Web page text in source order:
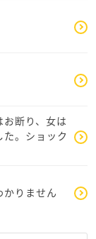
はよくある
致している
ょうか。
彼なりの思
って負担に
断り、女は
。ショック
かりません